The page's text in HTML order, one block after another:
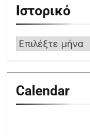
Ιστορικό
Calendar